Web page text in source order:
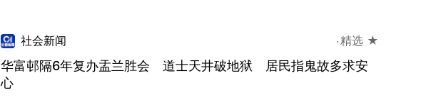
社会新闻 精选 ★
华富邨隔6年复办盂兰胜会 道士天井破地狱 居民指鬼故多求安
心